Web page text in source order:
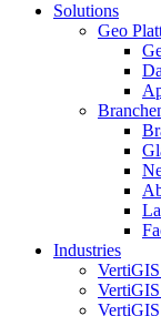
Solutions
Geo
Industries